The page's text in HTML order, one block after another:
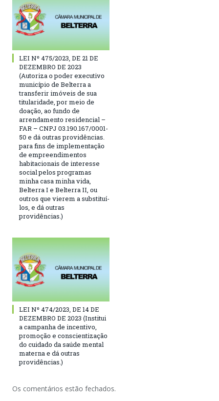
LEI Nº 475/2023, DE 21 DE
DEZEMBRO DE 2023
(Autoriza o poder executivo
município de Belterra a
transferir imóveis de sua
titularidade, por meio de
doação, ao fundo de
arrendamento residencial –
FAR – CNPJ 03.190.167/0001-
50 e dá outras providências.
para fins de implementação
de empreendimentos
habitacionais de interesse
social pelos programas
minha casa minha vida,
Belterra I e Belterra II, ou
outros que vierem a substituí-
los, e dá outras
providências.)
LEI Nº 474/2023, DE 14 DE
DEZEMBRO DE 2023 (Institui
a campanha de incentivo,
promoção e conscientização
do cuidado da saúde mental
materna e dá outras
providências.)
Os comentários estão fechados.